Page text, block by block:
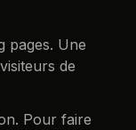
pages. Une
de
Pour faire